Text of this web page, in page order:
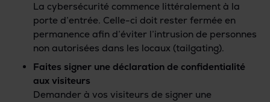
La cybersécurité commence littéralement à la
porte d’entrée. Celle-ci doit rester fermée en
permanence afin d’éviter l’intrusion de personnes
non autorisées dans les locaux (tailgating).
Faites signer une déclaration de confidentialité
aux visiteurs
Demander à vos visiteurs de signer une